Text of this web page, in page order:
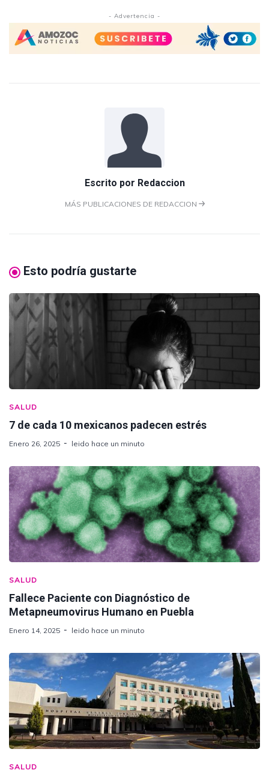
- Advertencia -
Escrito por Redaccion
MÁS PUBLICACIONES DE REDACCION
Esto podría gustarte
SALUD
7 de cada 10 mexicanos padecen estrés
Enero 26, 2025 leido hace un minuto
SALUD
Fallece Paciente con Diagnóstico de
Metapneumovirus Humano en Puebla
Enero 14, 2025 leido hace un minuto
SALUD